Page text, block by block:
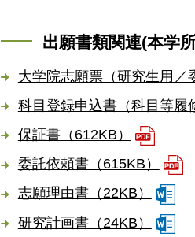
出願書類関連(本学
大学院志願票（研究生用／
科目登録申込書（科目等履
保証書（612KB）
委託依頼書（615KB）
志願理由書（22KB）
研究計画書（24KB）